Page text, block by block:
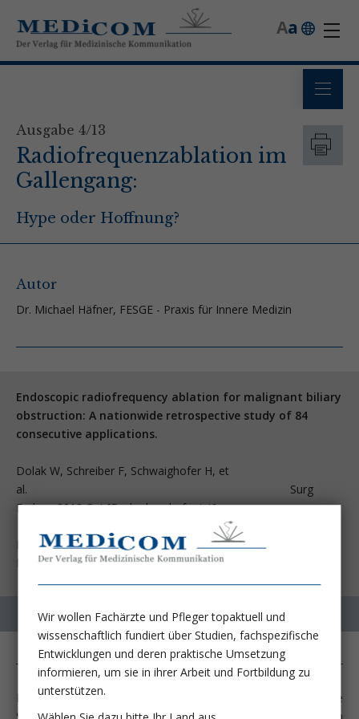
a
A
Ausgabe 4/13
Radiofrequenzablation im
Gallengang:
Hype oder Hoffnung?
Autor
Dr. Michael Häfner, FESGE - Praxis für Innere Medizin
Endoscopic radiofrequency ablation for malignant biliary
obstruction: A nationwide retrospective study of 84
consecutive applications.
Dolak W, Schreiber F, Schwaighofer H, et
al. Surg
Endosc 2013 Oct [Epub ahead of print]
Division of Gastroenterology and Hepatology, Department of
Internal Medicine III, Medical University of Vienna, Austria.
Die Implantation von Gallengangsstents stellt heute die
Wir wollen Fachärzte und Pfleger topaktuell und
wissenschaftlich fundiert über Studien, fachspezifische
Entwicklungen und deren praktische Umsetzung
informieren, um sie in ihrer Arbeit und Fortbildung zu
unterstützen.